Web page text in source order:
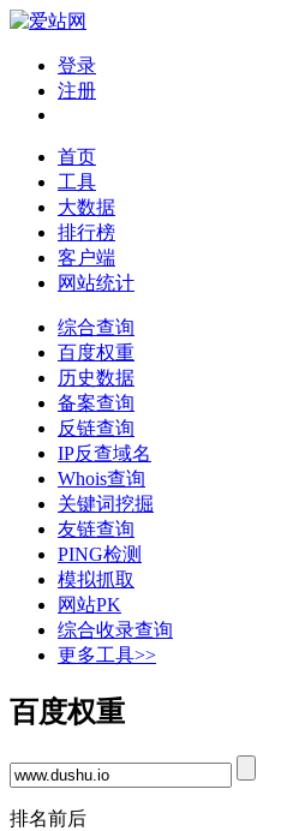
登录
注册
首页
工具
大数据
排行榜
客户端
网站统计
综合查询
百度权重
历史数据
备案查询
反链查询
IP反查域名
Whois查询
关键词挖掘
友链查询
PING检测
模拟抓取
网站PK
综合收录查询
更多工具>>
百度权重
排名前后